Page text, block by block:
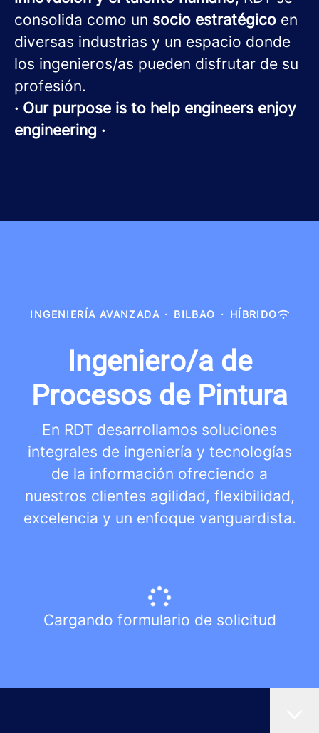
consolida como un socio estratégico en
diversas industrias y un espacio donde
los ingenieros/as pueden disfrutar de su
profesión.
· Our purpose is to help engineers enjoy
engineering ·
INGENIERÍA AVANZADA · BILBAO · HÍBRIDO
Ingeniero/a de
Procesos de Pintura
En RDT desarrollamos soluciones
integrales de ingeniería y tecnologías
de la información ofreciendo a
nuestros clientes agilidad, flexibilidad,
excelencia y un enfoque vanguardista.
Cargando formulario de solicitud